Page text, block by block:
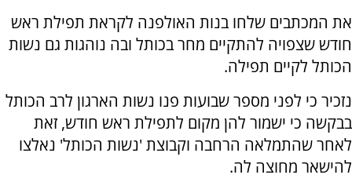
את המכתבים שלחו בנות האולפנה לקראת תפילת ראש
חודש שצפויה להתקיים מחר בכותל ובה נוהגות גם נשות
הכותל לקיים תפילה.
נזכיר כי לפני מספר שבועות פנו נשות הארגון לרב הכותל
בבקשה כי ישמור להן מקום לתפילת ראש חודש, זאת
לאחר שהתמלאה הרחבה וקבוצת 'נשות הכותל' נאלצו
להישאר מחוצה לה.